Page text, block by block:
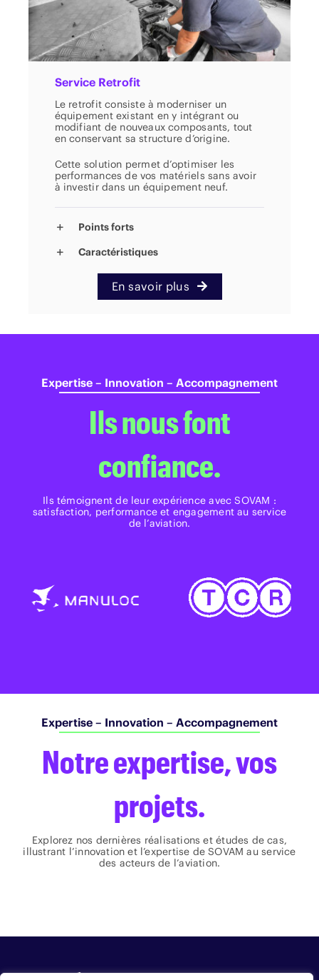
Service Retrofit
Le retrofit consiste à moderniser un
équipement existant en y intégrant ou
modifiant de nouveaux composants, tout
en conservant sa structure d’origine.
Cette solution permet d’optimiser les
performances de vos matériels sans avoir
à investir dans un équipement neuf.
Points forts
Caractéristiques
En savoir plus
Expertise – Innovation – Accompagnement
Ils nous font
confiance.
Ils témoignent de leur expérience avec SOVAM :
satisfaction, performance et engagement au service
de l’aviation.
Expertise – Innovation – Accompagnement
Notre expertise, vos
projets.
Explorez nos dernières réalisations et études de cas,
illustrant l’innovation et l’expertise de SOVAM au service
des acteurs de l’aviation.